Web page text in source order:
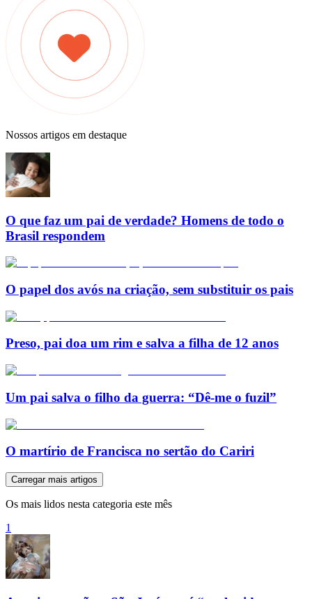
Nossos artigos em destaque
O que faz um pai de verdade? Homens de todo o
Brasil respondem
O papel dos avós na criação, sem substituir os pais
Preso, pai doa um rim e salva a filha de 12 anos
Um pai salva o filho da guerra: “Dê-me o fuzil”
O martírio de Francisca no sertão do Cariri
Carregar mais artigos
Os mais lidos nesta categoria este mês
1